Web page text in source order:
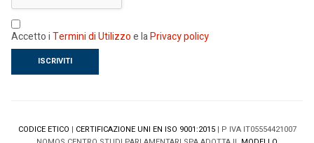
Accetto iTermini di Utilizzoe laPrivacy policy
CODICE ETICO | CERTIFICAZIONE UNI EN ISO 9001:2015| P IVA IT05554421007